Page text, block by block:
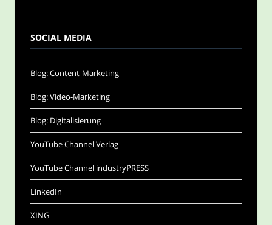
SOCIAL MEDIA
Blog: Content-Marketing
Blog: Video-Marketing
Blog: Digitalisierung
YouTube Channel Verlag
YouTube Channel industryPRESS
LinkedIn
XING